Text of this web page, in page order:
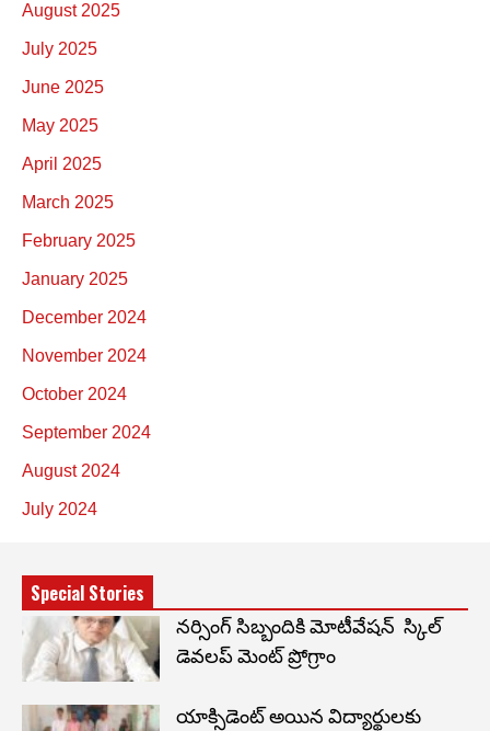
August 2025
July 2025
June 2025
May 2025
April 2025
March 2025
February 2025
January 2025
December 2024
November 2024
October 2024
September 2024
August 2024
July 2024
Special Stories
నర్సింగ్ సిబ్బందికి మోటీవేషన్ స్కిల్
డెవలప్ మెంట్ ప్రోగ్రాం
యాక్సిడెంట్ అయిన విద్యార్థులకు